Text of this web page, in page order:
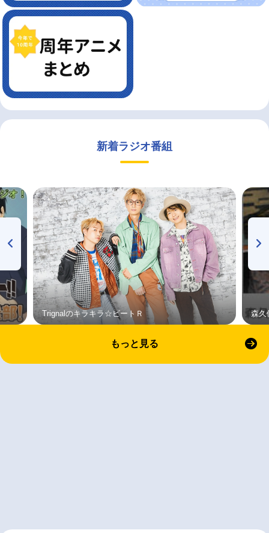
新着ラジオ番組
Trignalのキラキラ☆ビートＲ 森久
もっと見る